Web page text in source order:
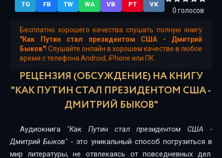
TG FB TW WA VB PT VK
0 голосов
Бесплатно хорошего качества слушать полную книгу
"Как Путин стал президентом США - Дмитрий
Быков"! Слушайте онлайн в хорошем качестве в любое
время с телефона Android, iPhone или ПК.
РЕЦЕНЗИЯ (ОБСУЖДЕНИЕ) НА КНИГУ
"КАК ПУТИН СТАЛ ПРЕЗИДЕНТОМ США -
ДМИТРИЙ БЫКОВ"
Аудиокнига "Как Путин стал президентом США -
Дмитрий Быков" - это уникальный способ погрузиться в
мир литературы, не отвлекаясь от повседневных дел.